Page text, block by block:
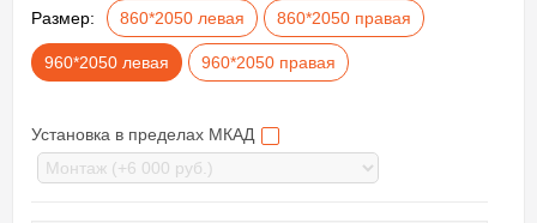
Размер: 860*2050 левая 860*2050 правая
960*2050 левая 960*2050 правая
Установка в пределах МКАД